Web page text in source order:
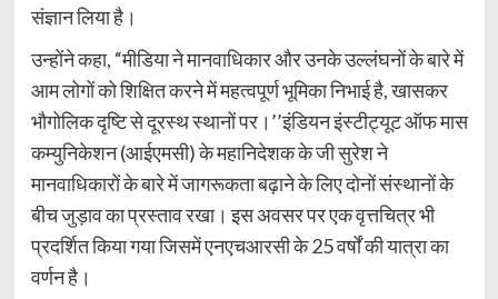
संज्ञान लिया है।
उन्होंने कहा, “मीडिया ने मानवाधिकार और उनके उल्लंघनों के बारे में
आम लोगों को शिक्षित करने में महत्वपूर्ण भूमिका निभाई है, खासकर
भौगोलिक दृष्टि से दूरस्थ स्थानों पर।’’इंडियन इंस्टीट्यूट ऑफ मास
कम्युनिकेशन (आईएमसी) के महानिदेशक के जी सुरेश ने
मानवाधिकारों के बारे में जागरूकता बढ़ाने के लिए दोनों संस्थानों के
बीच जुड़ाव का प्रस्ताव रखा। इस अवसर पर एक वृत्तचित्र भी
प्रदर्शित किया गया जिसमें एनएचआरसी के 25 वर्षों की यात्रा का
वर्णन है।